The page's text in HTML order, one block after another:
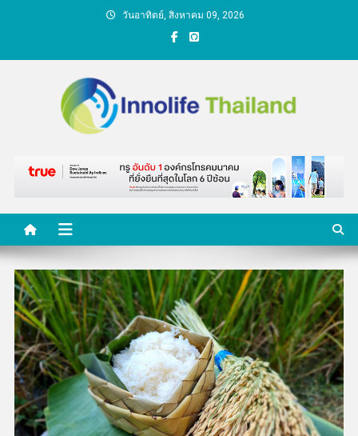
วันอาทิตย์, สิงหาคม 09, 2026
คนกับความคิด ชีวิตกับ
นวัตกรรม